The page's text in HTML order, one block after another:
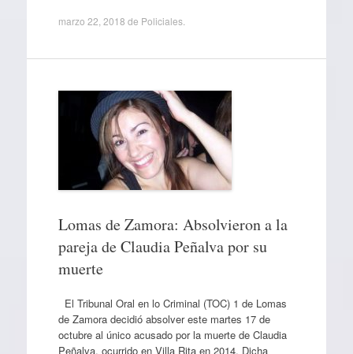
marzo 22, 2018 de Policiales.
Lomas de Zamora: Absolvieron a la
pareja de Claudia Peñalva por su
muerte
El Tribunal Oral en lo Criminal (TOC) 1 de Lomas
de Zamora decidió absolver este martes 17 de
octubre al único acusado por la muerte de Claudia
Peñalva, ocurrido en Villa Rita en 2014. Dicha